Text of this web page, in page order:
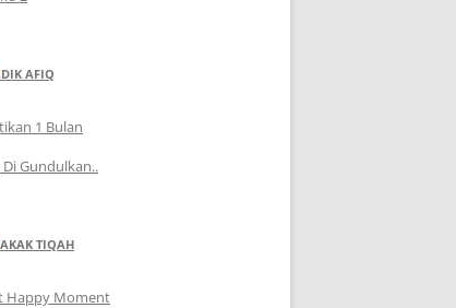
AFIQ
1 Bulan
Gundulkan..
TIQAH
Happy Moment